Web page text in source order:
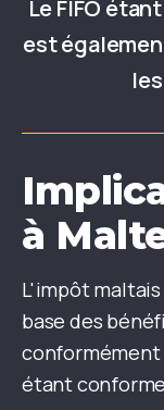
Le FIFO
est
à
L'impôt
base des
conformément
étant conforme